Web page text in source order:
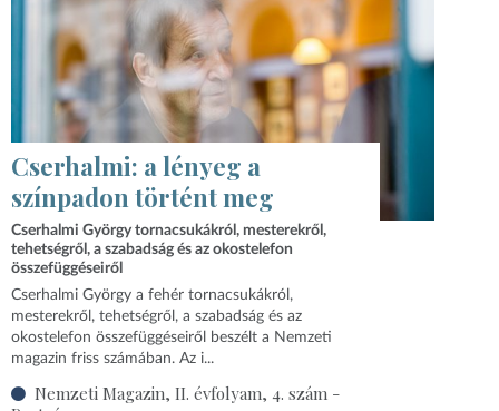
Cserhalmi: a lényeg a
színpadon történt meg
Cserhalmi György tornacsukákról, mesterekről,
tehetségről, a szabadság és az okostelefon
összefüggéseiről
Cserhalmi György a fehér tornacsukákról,
mesterekről, tehetségről, a szabadság és az
okostelefon összefüggéseiről beszélt a Nemzeti
magazin friss számában. Az i...
Nemzeti Magazin, II. évfolyam, 4. szám -